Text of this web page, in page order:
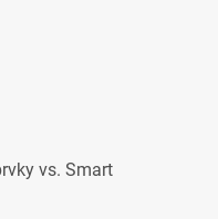
vs. Smart